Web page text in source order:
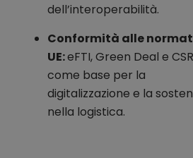
dell’interoperabilità.
Conformità alle
UE:eFTI, Green Deal e
come base per la
digitalizzazione e la
nella logistica.